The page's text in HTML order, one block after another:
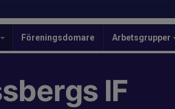
Föreningsdomare Arbetsgrupper
IF